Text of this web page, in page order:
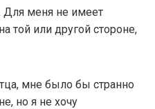
Для меня не имеет
той или другой стороне,
мне было бы странно
но я не хочу